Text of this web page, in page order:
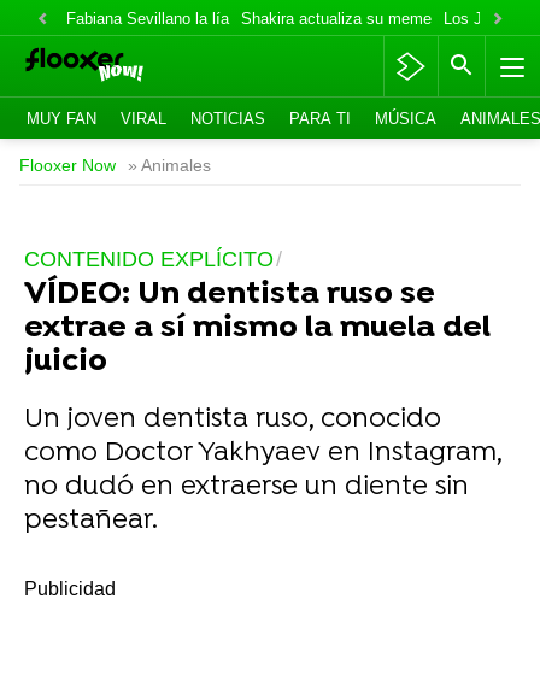
Fabiana Sevillano la lía Shakira actualiza su meme Los Jonas
MUY FAN VIRAL NOTICIAS PARA TI MÚSICA ANIMALES
Flooxer Now » Animales
CONTENIDO EXPLÍCITO
VÍDEO: Un dentista ruso se
extrae a sí mismo la muela del
juicio
Un joven dentista ruso, conocido
como Doctor Yakhyaev en Instagram,
no dudó en extraerse un diente sin
pestañear.